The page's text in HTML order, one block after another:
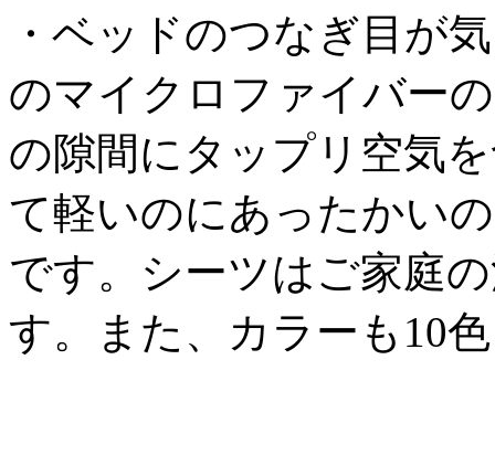
・ベッドのつなぎ目が
のマイクロファイバー
の隙間にタップリ空気
て軽いのにあったかい
です。シーツはご家庭
す。また、カラーも10